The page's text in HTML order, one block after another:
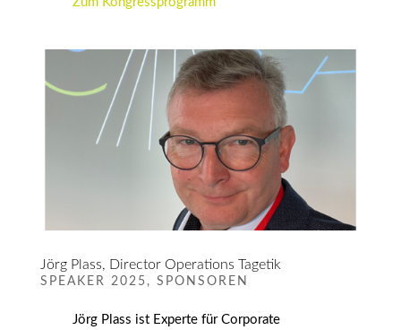
Jörg Plass, Director Operations Tagetik
SPEAKER 2025 , SPONSOREN
Jörg Plass ist Experte für Corporate